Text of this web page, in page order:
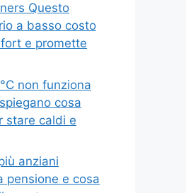
Questo
a basso costo
e promette
non funziona
cosa
stare caldi e
anziani
pensione e cosa